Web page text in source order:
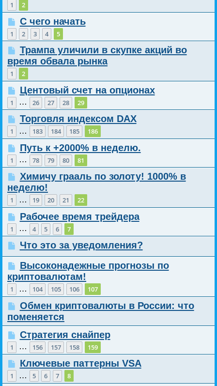
1 2
С чего начать
1 2 3 4 5
Трампа уличили в скупке акций во
время обвала рынка
1 2
Центовый счет на опционах
1 … 26 27 28 29
Торговля индексом DAX
1 … 183 184 185 186
Путь к +2000% в неделю.
1 … 78 79 80 81
Химичу грааль по золоту! 1000% в
неделю!
1 … 19 20 21 22
Рабочее время трейдера
1 … 4 5 6 7
Что это за уведомления?
Высоконадежные прогнозы по
криптовалютам!
1 … 104 105 106 107
Обмен криптовалюты в России: что
поменяется
Стратегия снайпер
1 … 156 157 158 159
Ключевые паттерны VSA
1 … 5 6 7 8